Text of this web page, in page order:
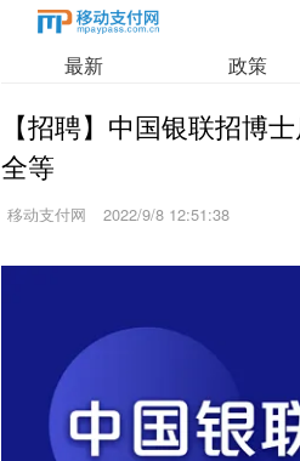
最新 政策
【招聘】中国银联招博
全等
移动支付网 2022/9/8 12:51:38